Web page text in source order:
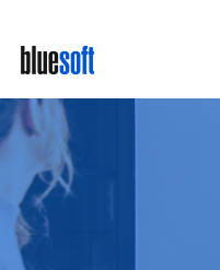
main
content